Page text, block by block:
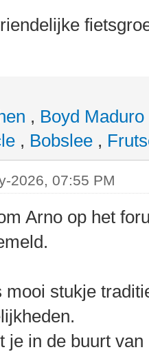
, Boyd Maduro
, Bobslee ,
2026, 07:55 PM
Arno op het
mooi stukje
je in de buurt